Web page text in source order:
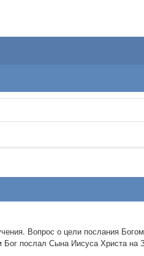
Вопрос о цели послания
Бог послал Сына Иисуса Христа на